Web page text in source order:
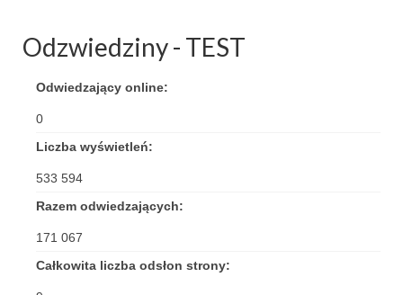
Remont plebanii 2017
Wprowadzenie nowego Proboszcza
Zaprzyjaźnione strony
Kontakt
POMOC PSYCHOTERAPEUTY
Odzwiedziny - TEST
Odwiedzający online:
0
Liczba wyświetleń:
533 594
Razem odwiedzających:
171 067
Całkowita liczba odsłon strony: